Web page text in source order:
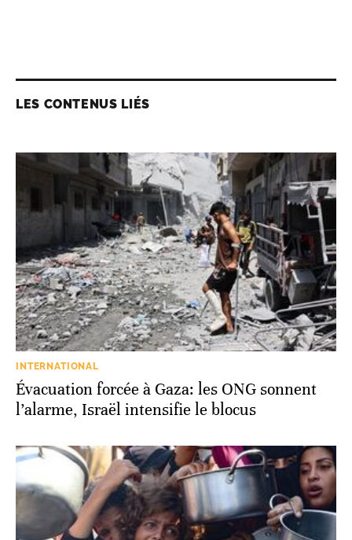
LES CONTENUS LIÉS
INTERNATIONAL
Évacuation forcée à Gaza: les ONG sonnent
l’alarme, Israël intensifie le blocus